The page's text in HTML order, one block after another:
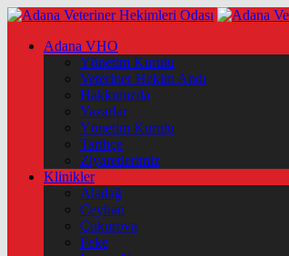
Adana VHO
Yönetim Kurulu
Veteriner Hekim Andı
Hakkımızda
Yazarlar
Yönetim Kurulu
Tarihçe
Ziyaretlerimiz
Klinikler
Aladağ
Ceyhan
Çukurova
Feke